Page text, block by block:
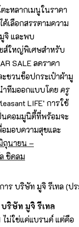
ะหลากเมนูในราคา
ด้เลือกสรรตามความ
จิ และพบ
ส์ใหญ่พิเศษสำหรับ
SALE ลดราคา
ชวนช็อปกระเป๋าผ้ามู
ำทีมออกแบบโดยครู
LIFE’ การใช้
นคอมมูนิตี้ที่พร้อมจะ
มอบความสุขและ
ถุนายน –
ชิดลม
ร บริษัท มูจิ รีเทล (ปร
ริษัท มูจิ รีเทล
ไม่ใช่แค่แบรนด์ แต่คือ